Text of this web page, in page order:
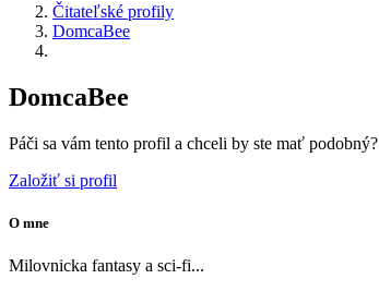
Čitateľské profily
DomcaBee
DomcaBee
Páči sa vám tento profil a chceli by ste mať podobný?
Založiť si profil
O mne
Milovnicka fantasy a sci-fi...